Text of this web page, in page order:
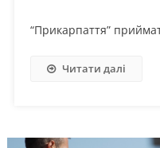
“Прикарпаття”
Читати далі